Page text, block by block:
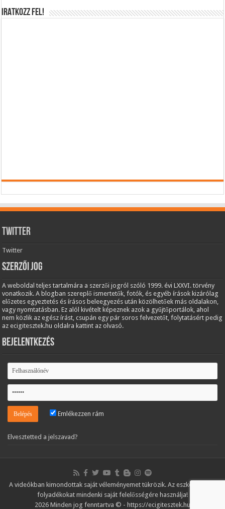
IRATKOZZ FEL!
Twitter
Twitter
Szerzői jog
A weboldal teljes tartalmára a szerzői jogról szóló 1999. évi LXXVI. törvény
vonatkozik. A blogban szereplő ismertetők, fotók, és egyéb írások kizárólag
előzetes egyeztetés és írásos beleegyezés után közölhetőek más oldalakon,
vagy nyomtatásban. Ez alól kivételt képeznek azok a gyűjtőportálok, ahol
nem közlik az egész írást, csupán egy pár soros felvezetőt, folytatásért pedig
az ecigitesztek.hu oldalra kattint az olvasó.
Bejelentkezés
Emlékezzen rám
Elvesztetted a jelszavad?
A videókban kimondottak saját véleményemet tükrözik. Az eszközöket és
folyadékokat mindenki saját felelősségére használja!
2026 Minden jog fenntartva © - https://ecigitesztek.hu